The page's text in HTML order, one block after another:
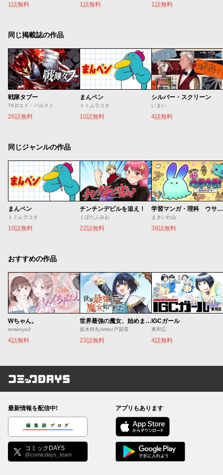
1話無料 1話無料 1話無料
同じ掲載誌の作品
戦隊タブー
TK2/エド・バルスト
26話無料
まんペン
トミムラコタ
10話無料
シルバー・スクリーン
いまい
4話無料
同じジャンルの作品
まんペン
トミムラコタ
10話無料
チンチンデビルを追え！
くぼたふみお
22話無料
学習マンガ・理科 ウサウサ！
まきいわ山
39話無料
おすすめの作品
Wちゃん。
terakoya3
4話無料
世界最強の魔女、始めました ～私だけ『攻略サイト』を見れる世界で自由に生きます～
坂木持丸/riritto/戸賀環
23話無料
IGCガール
東和広
4話無料
コミックDAYS
最新情報を配信中!
編集部ブログ
コミックDAYS
@comicdays_team
アプリもあります